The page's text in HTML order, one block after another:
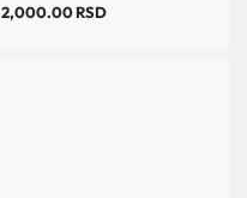
2,000.00RSD